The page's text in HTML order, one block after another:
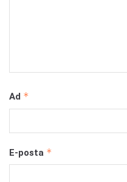
Ad *
E-posta *